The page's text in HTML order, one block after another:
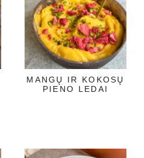
MANGŲ IR KOKOSŲ
PIENO LEDAI